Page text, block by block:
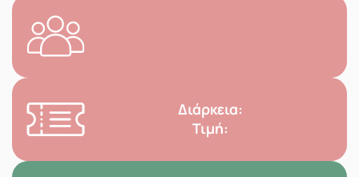
Διάρκεια:
Τιμή: